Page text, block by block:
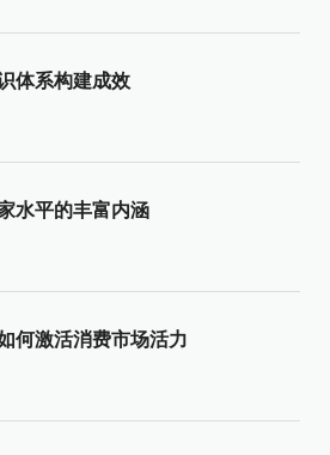
体系构建成效
水平的丰富内涵
何激活消费市场活力